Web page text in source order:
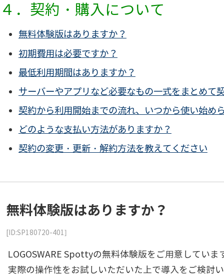
４．契約・購入について
無料体験版はありますか？
初期費用は必要ですか？
最低利用期間はありますか？
サーバーやアプリなど必要なもの一式をまとめて
契約から利用開始までの流れ、いつから使い始め
どのような支払い方法がありますか？
契約の変更・更新・解約方法を教えてください
無料体験版はありますか？
[ID:SP180720-401]
LOGOSWARE Spottyの無料体験版をご用意していま
実際の操作性をお試しいただいた上で導入をご検討